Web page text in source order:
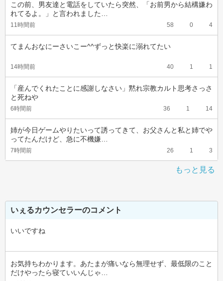
この前、男友達と電話をしていたら突然、「お前男から結構嫌わ
れてるよ。」と言われました…
11時間前 58 0 4
てまんおなにーさいこー^^ずっと快楽に溺れてたい
14時間前 40 1 1
「産んでくれたことに感謝しなさい」黙れ宗教カルト思考さっさ
と死ねや
6時間前 36 1 14
姉が今日ゲームやりたいって誘ってきて、お父さんと私と姉でや
ってたんだけど、急に不機嫌…
7時間前 26 1 3
もっと見る
いぇるカウンセラーのコメント
いいですね
お気持ちわかります。あたまが痛いなら無理せず、最低限のこと
だけやったら寝ていいんじゃ…